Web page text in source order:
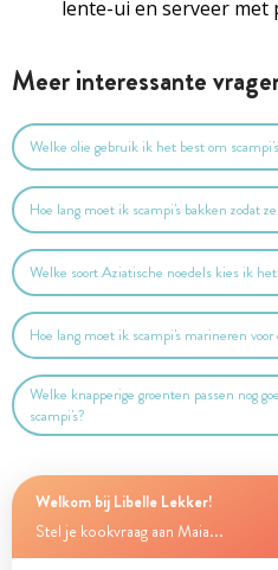
lente-ui en serveer met
Meer interessante
Welke olie gebruik ik het best om
Hoe lang moet ik scampi's bakken zodat
Welke soort Aziatische noedels kies ik
Hoe lang moet ik scampi's marineren
Welke knapperige groenten passen nog
scampi's?
Welkom bij Libelle Lekker!
Stel je kookvraag aan Maia...